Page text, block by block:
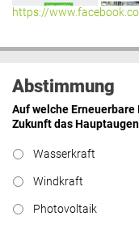
https://
Abstimmung
Auf welche
Zukunft das
Wasserkraft
Windkraft
Photovoltaik